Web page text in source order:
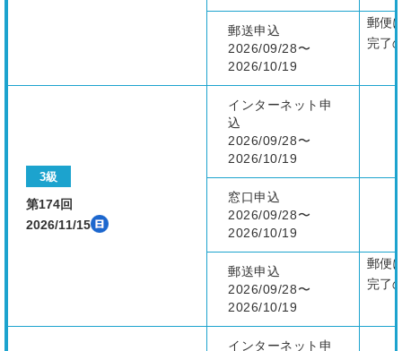
郵送申込
2026/09/28〜
2026/10/19
郵便
完了
3級
第174回
2026/11/15
インターネット申
込
2026/09/28〜
2026/10/19
窓口申込
2026/09/28〜
2026/10/19
郵送申込
2026/09/28〜
2026/10/19
郵便
完了
インターネット申